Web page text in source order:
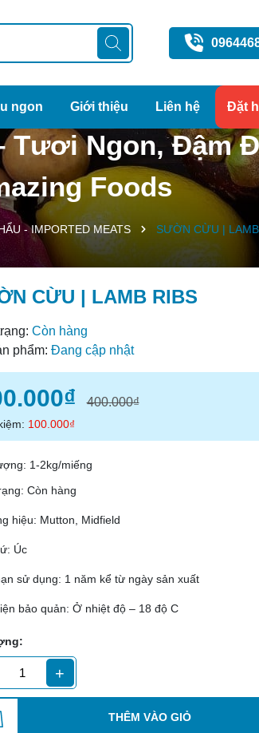
ngon Giới thiệu Liên hệ Đặt
Tươi Ngon, Đậm
Foods
- IMPORTED MEATS SƯỜN CỪU |
CỪU | LAMB RIBS
Còn hàng
phẩm: Đang cập nhật
400.000₫
100.000₫
1-2kg/miếng
Còn hàng
hiệu: Mutton, Midfield
Úc
sử dụng: 1 năm kể từ ngày sản xuất
bảo quản: Ở nhiệt độ – 18 độ C
+
THÊM VÀO GIỎ